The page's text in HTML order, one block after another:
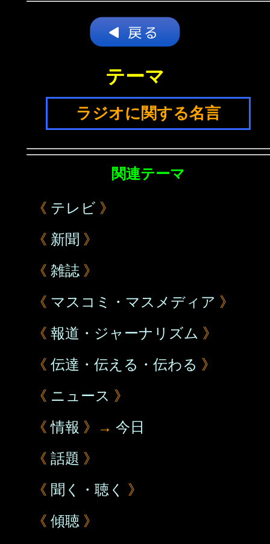
テーマ
ラジオに関する名言
関連テーマ
《 テレビ 》
《 新聞 》
《 雑誌 》
《 マスコミ・マスメディア 》
《 報道・ジャーナリズム 》
《 伝達・伝える・伝わる 》
《 ニュース 》
《情報 》→ 今日
《 話題 》
《 聞く・聴く
》
《 傾聴 》